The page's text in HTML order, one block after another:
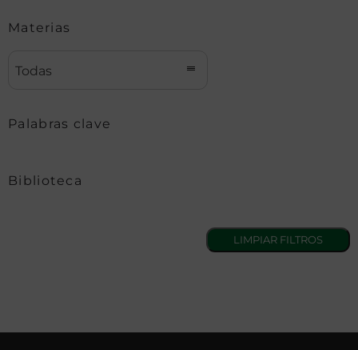
Materias
Todas
Palabras clave
Biblioteca